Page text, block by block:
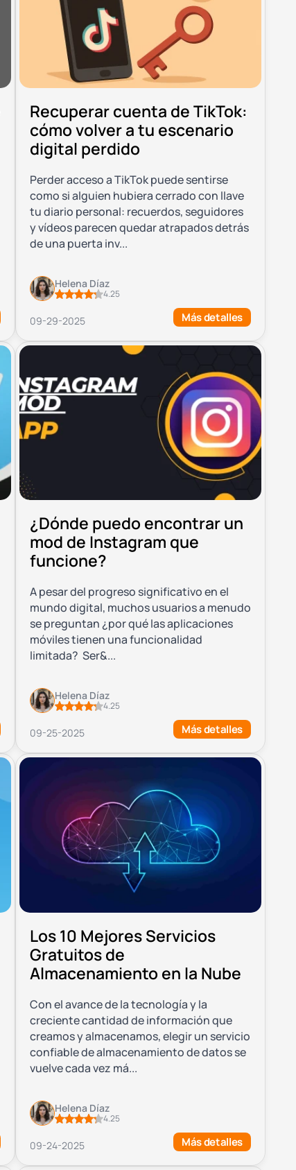
Recuperar cuenta de TikTok:
cómo volver a tu escenario
digital perdido
Perder acceso a TikTok puede sentirse
como si alguien hubiera cerrado con llave
tu diario personal: recuerdos, seguidores
y vídeos parecen quedar atrapados detrás
de una puerta inv...
Helena Díaz
4.25
09-29-2025 Más detalles
¿Dónde puedo encontrar un
mod de Instagram que
funcione?
A pesar del progreso significativo en el
mundo digital, muchos usuarios a menudo
se preguntan ¿por qué las aplicaciones
móviles tienen una funcionalidad
limitada? Ser&...
Helena Díaz
4.25
09-25-2025 Más detalles
Los 10 Mejores Servicios
Gratuitos de
Almacenamiento en la Nube
Con el avance de la tecnología y la
creciente cantidad de información que
creamos y almacenamos, elegir un servicio
confiable de almacenamiento de datos se
vuelve cada vez má...
Helena Díaz
4.25
09-24-2025 Más detalles